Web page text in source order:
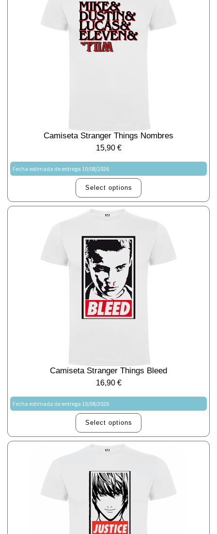
Camiseta Stranger Things Nombres
15,90 €
Fecha estimada de entrega 10/08/2026
Select options
Camiseta Stranger Things Bleed
16,90 €
Fecha estimada de entrega 10/08/2026
Select options